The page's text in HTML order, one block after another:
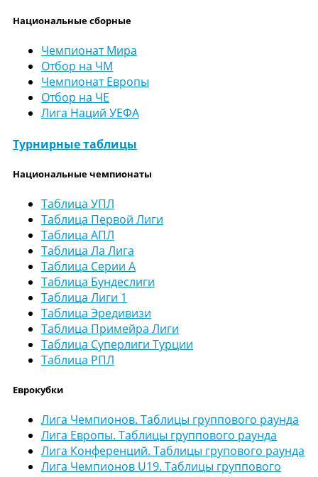
Национальные сборные
Чемпионат Мира
Отбор на ЧМ
Чемпионат Европы
Отбор на ЧЕ
Лига Наций УЕФА
Турнирные таблицы
Национальные чемпионаты
Таблица УПЛ
Таблица Первой Лиги
Таблица АПЛ
Таблица Ла Лига
Таблица Серии А
Таблица Бундеслиги
Таблица Лиги 1
Таблица Эредивизи
Таблица Примейра Лиги
Таблица Суперлиги Турции
Таблица РПЛ
Еврокубки
Лига Чемпионов. Таблицы группового раунда
Лига Европы. Таблицы группового раунда
Лига Конференций. Таблицы групового раунда
Лига Чемпионов U19. Таблицы группового